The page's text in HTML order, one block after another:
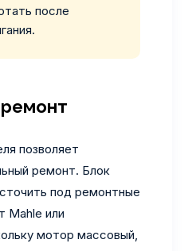
после
позволяет
ремонт. Блок
под ремонтные
Mahle или
мотор массовый,